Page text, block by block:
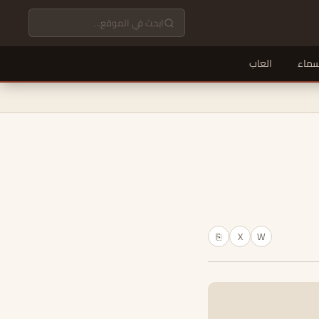
العاب
W
X
⎘